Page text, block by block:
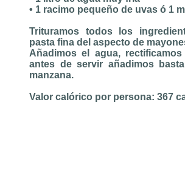
• 1 racimo pequeño de uvas ó 1
Trituramos todos los
pasta fina del aspecto de
Añadimos el agua,
antes de servir añadimos
manzana.
Valor calórico por persona: 367